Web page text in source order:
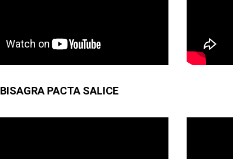
BISAGRA PACTA SALICE